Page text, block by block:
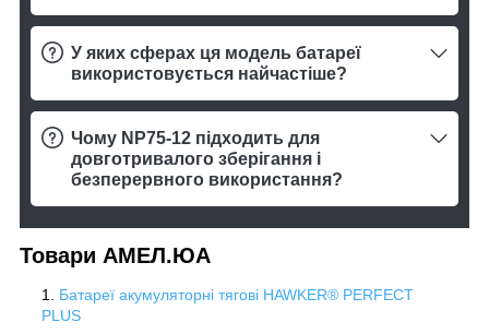
У яких сферах ця модель батареї
використовується найчастіше?
Чому NP75-12 підходить для
довготривалого зберігання і
безперервного використання?
Товари АМЕЛ.ЮА
Батареї акумуляторні тягові HAWKER® PERFECT
PLUS